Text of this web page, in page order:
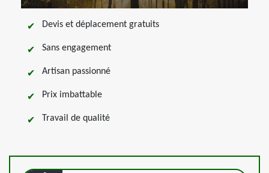
Devis et déplacement gratuits
Sans engagement
Artisan passionné
Prix imbattable
Travail de qualité